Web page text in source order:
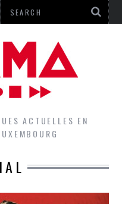
ACTUELLES EN